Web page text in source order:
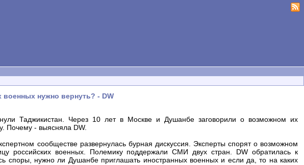
военных нужно вернуть? - DW
Таджикистан. Через 10 лет в Москве и Душанбе заговорили о возможном их
Почему - выясняла DW.
сообществе развернулась бурная дискуссия. Эксперты спорят о возможном
российских военных. Полемику поддержали СМИ двух стран. DW обратилась к
споры, нужно ли Душанбе приглашать иностранных военных и если да, то на каких